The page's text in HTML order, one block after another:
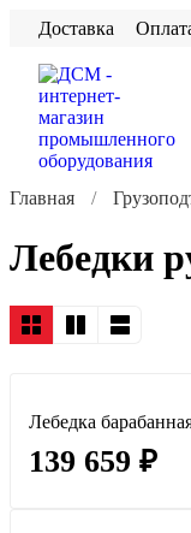
Доставка
Главная
Лебедки
Лебедка
139 659 ₽